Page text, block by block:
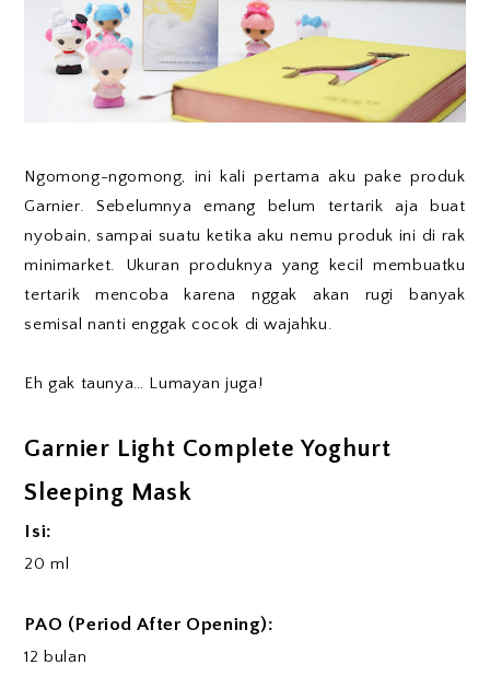
Ngomong-ngomong, ini kali pertama aku pake produk
Garnier. Sebelumnya emang belum tertarik aja buat
nyobain, sampai suatu ketika aku nemu produk ini di rak
minimarket. Ukuran produknya yang kecil membuatku
tertarik mencoba karena nggak akan rugi banyak
semisal nanti enggak cocok di wajahku.
Eh gak taunya… Lumayan juga!
Garnier Light Complete Yoghurt
Sleeping Mask
Isi:
20 ml
PAO (Period After Opening):
12 bulan